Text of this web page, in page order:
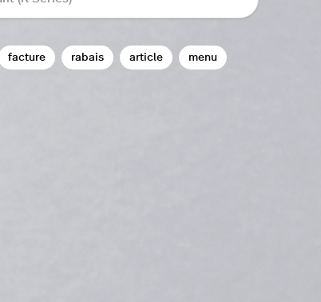
facture rabais article menu